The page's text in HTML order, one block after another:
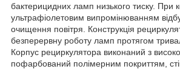
бактерицидних ламп низького тиску. При
ультрафіолетовим випромінюванням
очищення повітря. Конструкція
безперервну роботу ламп протягом
Корпус рециркулятора виконаний з
пофарбований полімерним покриттям,